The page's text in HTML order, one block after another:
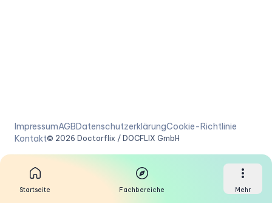
ImpressumAGBDatenschutzerklärungCookie-Richtlinie
Kontakt© 2026 Doctorflix / DOCFLIX GmbH
Startseite Fachbereiche Mehr